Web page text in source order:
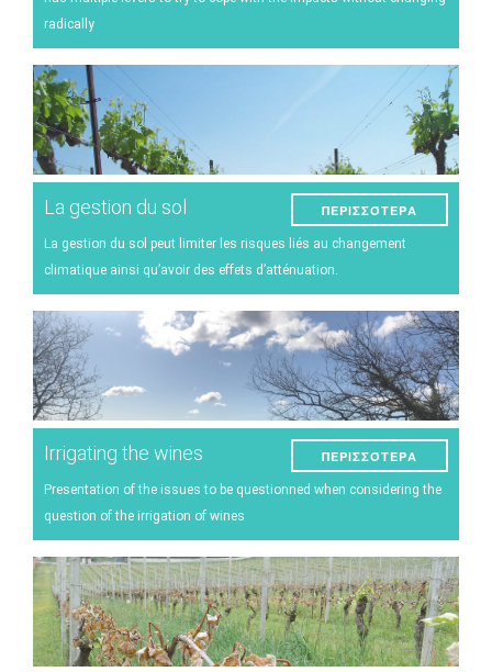
radically
La gestion du sol
La gestion du sol peut limiter les risques liés au changement
climatique ainsi qu’avoir des effets d’atténuation.
ΠΕΡΙΣΣΌΤΕΡΑ
Irrigating the wines
Presentation of the issues to be questionned when considering the
question of the irrigation of wines
ΠΕΡΙΣΣΌΤΕΡΑ